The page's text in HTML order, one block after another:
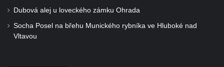
Kostel svatého Havla v Kuřívodech
Kaple Krista v žaláři u kostela Nalezení
svatého Kříže ve Frýdlantu
Dubová alej u loveckého zámku Ohrada
Socha Posel na břehu Munického rybníka ve Hluboké nad
Vltavou